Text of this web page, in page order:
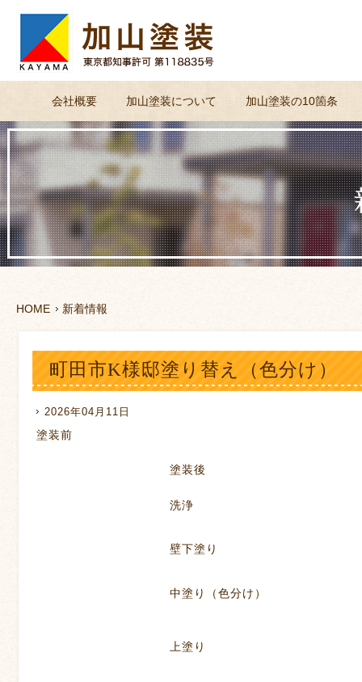
会社概要 加山塗装について 加山塗装の10箇条
HOME 新着情報
町田市K様邸塗り替え（色分け）
2026年04月11日
塗装前
塗装後
洗浄
壁下塗り
中塗り（色分け）
上塗り